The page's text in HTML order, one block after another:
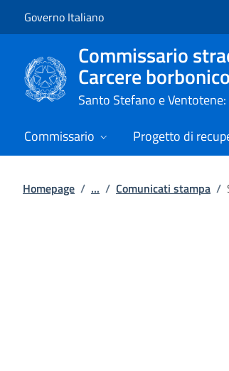
Governo Italiano
Commissario
Carcere
Santo Stefano e
Commissario Progetto di
Homepage / ... / Comunicati stampa /